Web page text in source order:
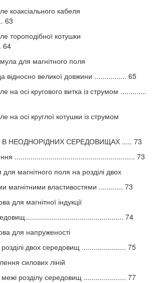
коаксіального кабеля
63
тороподібної котушки
64
для магнітного поля
відносно великої довжини ................ 65
на осі кругового витка із струмом .............
на осі круглої котушки із струмом
В НЕОДНОРІДНИХ СЕРЕДОВИЩАХ ..... 73
............................................................ 73
магнітного поля на розділі двох
магнітними властивостями ............ 73
для магнітної індукції
74
для напруженості
розділі двох середовищ ...................... 75
силових ліній
межі розділу середовищ ..................... 77